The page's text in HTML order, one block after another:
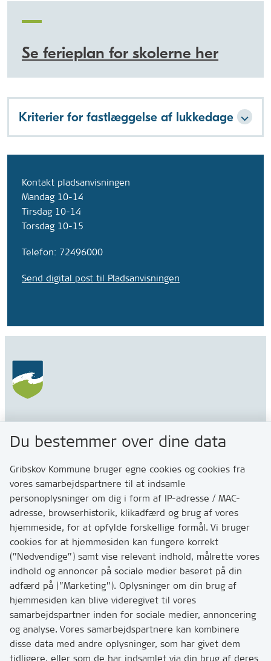
Se ferieplan for skolerne her
Kriterier for fastlæggelse af lukkedage
Kontakt pladsanvisningen
Mandag 10-14
Tirsdag 10-14
Torsdag 10-15
Telefon: 72496000
Send digital post til Pladsanvisningen
3200 Helsinge
Kontakt
Skriv til os via Digital Post
Har du brug for at komme i kontakt med os? Se her
hvordan
Tip os om huller i vejen eller andet
T:7249 6000
Bemærk: vi har mange opkald mellem kl. 10 og 11
Links
Du bestemmer over dine data
Gribskov Kommune bruger egne cookies og cookies fra
vores samarbejdspartnere til at indsamle
personoplysninger om dig i form af IP-adresse / MAC-
adresse, browserhistorik, klikadfærd og brug af vores
hjemmeside, for at opfylde forskellige formål. Vi bruger
cookies for at hjemmesiden kan fungere korrekt
(”Nødvendige”) samt vise relevant indhold, målrette vores
indhold og annoncer på sociale medier baseret på din
adfærd på (”Marketing”). Oplysninger om din brug af
hjemmesiden kan blive videregivet til vores
samarbejdspartner inden for sociale medier, annoncering
og analyse. Vores samarbejdspartnere kan kombinere
disse data med andre oplysninger, som har givet dem
tidligere, eller som de har indsamlet via din brug af deres